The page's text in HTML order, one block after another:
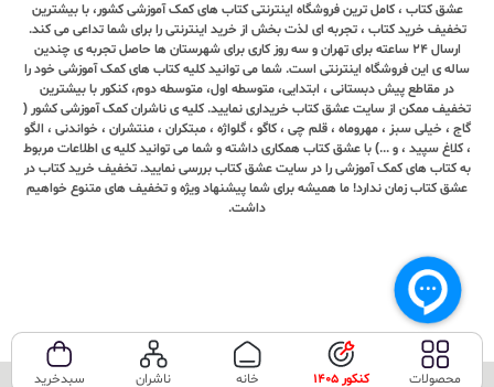
عشق کتاب ، کامل ترین فروشگاه اینترنتی کتاب های کمک آموزشی کشور، با بیشترین
تخفیف خرید کتاب ، تجربه ای لذت بخش از خرید اینترنتی را برای شما تداعی می کند.
ارسال ٢٤ ساعته برای تهران و سه روز کاری برای شهرستان ها حاصل تجربه ی چندین
ساله ی این فروشگاه اینترنتی است. شما می توانید کلیه کتاب های کمک آموزشی خود را
در مقاطع پیش دبستانی ، ابتدایی، متوسطه اول، متوسطه دوم، کنکور با بیشترین
تخفیف ممکن از سایت عشق کتاب خریداری نمایید. کلیه ی ناشران کمک آموزشی کشور (
گاج ، خیلی سبز ، مهروماه ، قلم چی ، کاگو ، گلواژه ، مبتکران ، منتشران ، خواندنی ، الگو
، کلاغ سپید ، و ...) با عشق کتاب همکاری داشته و شما می توانید کلیه ی اطلاعات مربوط
به کتاب های کمک آموزشی را در سایت عشق کتاب بررسی نمایید. تخفیف خرید کتاب در
عشق کتاب زمان ندارد! ما همیشه برای شما پیشنهاد ویژه و تخفیف های متنوع خواهیم
داشت.
تمامی حقوق این سایت متعلق به فروشگاه عشق کتاب می‌باشد. محصولات کنکور 1405 خانه ناشران سبدخرید